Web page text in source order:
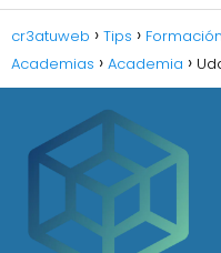
cr3atuweb Tips
Academias
Academia